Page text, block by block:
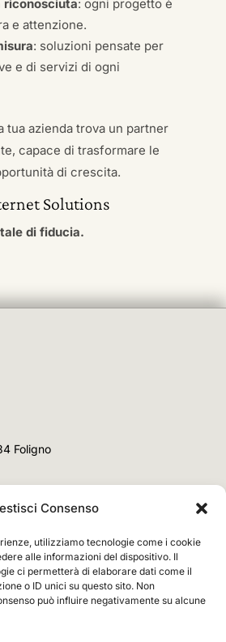
Consenso
utilizziamo tecnologie come i cookie
alle informazioni del dispositivo. Il
ci permetterà di elaborare dati come il
o ID unici su questo sito. Non
può influire negativamente su alcune
riconosciuta: ogni progetto è
e attenzione.
: soluzioni pensate per
e di servizi di ogni
tua azienda trova un partner
capace di trasformare le
di crescita.
Solutions
di fiducia.
Foligno